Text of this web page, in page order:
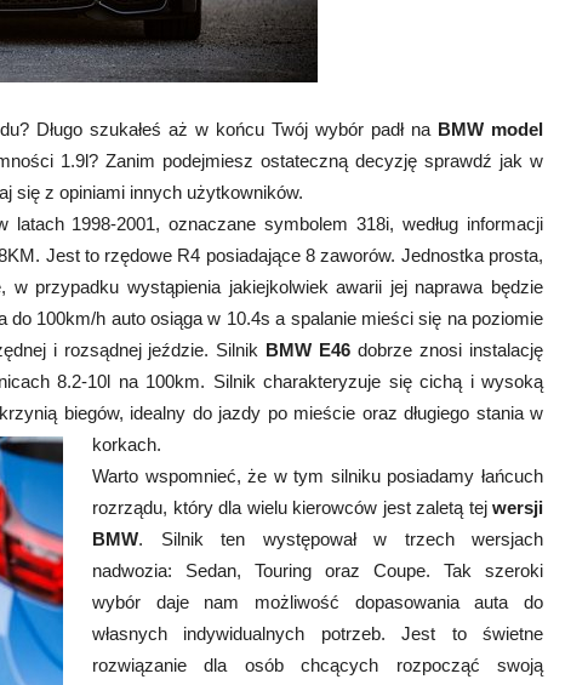
Długo szukałeś aż w końcu Twój wybór padł na BMW model
1.9l? Zanim podejmiesz ostateczną decyzję sprawdź jak w
się z opiniami innych użytkowników.
latach 1998-2001, oznaczane symbolem 318i, według informacji
Jest to rzędowe R4 posiadające 8 zaworów. Jednostka prosta,
przypadku wystąpienia jakiejkolwiek awarii jej naprawa będzie
do 100km/h auto osiąga w 10.4s a spalanie mieści się na poziomie
i rozsądnej jeździe. Silnik BMW E46 dobrze znosi instalację
8.2-10l na 100km. Silnik charakteryzuje się cichą i wysoką
biegów, idealny do jazdy po mieście oraz długiego stania w
korkach.
Warto wspomnieć, że w tym silniku posiadamy łańcuch
rozrządu, który dla wielu kierowców jest zaletą tej wersji
BMW. Silnik ten występował w trzech wersjach
nadwozia: Sedan, Touring oraz Coupe. Tak szeroki
wybór daje nam możliwość dopasowania auta do
własnych indywidualnych potrzeb. Jest to świetne
rozwiązanie dla osób chcących rozpocząć swoją